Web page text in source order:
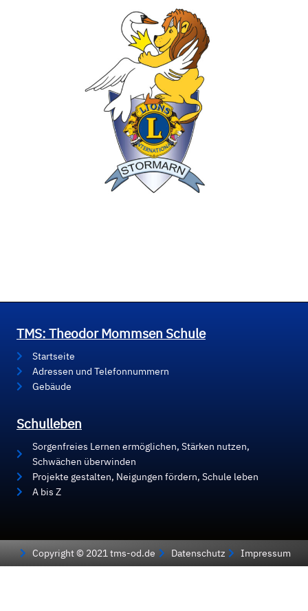
TMS: Theodor Mommsen Schule
Startseite
Adressen und Telefonnummern
Gebäude
Schulleben
Sorgenfreies Lernen ermöglichen, Stärken nutzen,
Schwächen überwinden
Projekte gestalten, Neigungen fördern, Schule leben
A bis Z
Copyright © 2021 tms-od.de Datenschutz Impressum